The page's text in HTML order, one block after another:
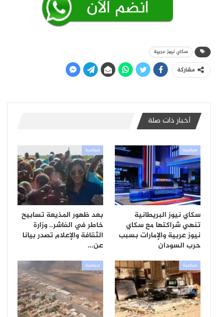
سكاي نيوز عربية
مشاركة
أخبار ذات صلة
سياسية
سكاي نيوز البريطانية
تنهي شراكتها مع سكاي
نيوز عربية والإمارات بسبب
حرب السودان
سياسية
بعد ظهور المذيعة تسابيح
خاطر في الفاشر.. وزارة
الثقافة والإعلام تصدر بيانا
عن…
سياسية سياسية